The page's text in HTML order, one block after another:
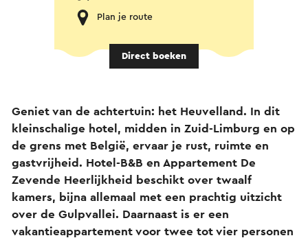
Plan je route
Direct boeken
Geniet van de achtertuin: het Heuvelland. In dit
kleinschalige hotel, midden in Zuid-Limburg en op
de grens met België, ervaar je rust, ruimte en
gastvrijheid. Hotel-B&B en Appartement De
Zevende Heerlijkheid beschikt over twaalf
kamers, bijna allemaal met een prachtig uitzicht
over de Gulpvallei. Daarnaast is er een
vakantieappartement voor twee tot vier personen